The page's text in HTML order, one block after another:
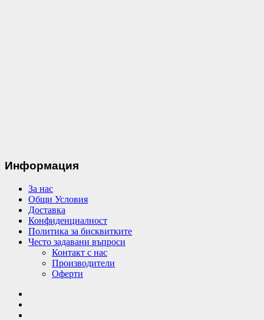
Информация
За нас
Общи Условия
Доставка
Конфиденциалност
Политика за бисквитките
Често задавани въпроси
Контакт с нас
Производители
Оферти